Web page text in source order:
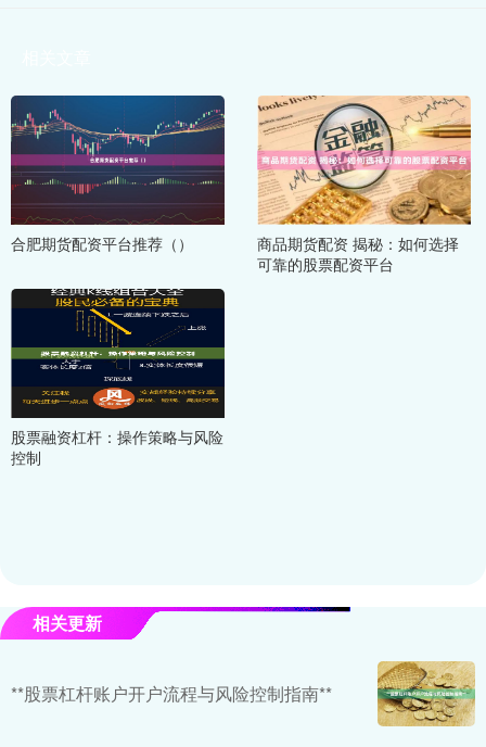
合肥期货配资平台推荐（）
商品期货配资 揭秘：如何选择
可靠的股票配资平台
股票融资杠杆：操作策略与风险
控制
相关更新
**股票杠杆账户开户流程与风险控制指南**